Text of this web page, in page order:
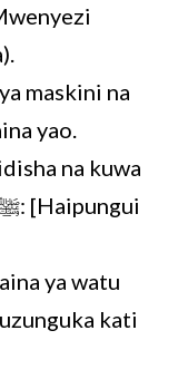
maskini na
yao.
na kuwa
ya watu
kati